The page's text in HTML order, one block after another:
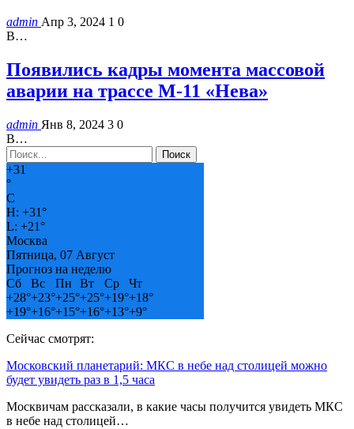
admin Апр 3, 2024 1 0
В…
Появились кадры момента массовой
аварии на трассе М-11 «Нева»
admin Янв 8, 2024 3 0
В…
+31
°
C
H: +31°
L: +21°
Москва
Пятница, 07 Август
Прогноз на неделю
Сб
Вс Пн Вт Ср
Чт
+28°+23°+25°+25°+19°+18°
+19°+16°+15°+16°+13°+9°
Сейчас смотрят:
Московский планетарий: МКС в небе над столицей можно
будет увидеть раз в 1,5 часа
Москвичам рассказали, в какие часы получится увидеть МКС
в небе над столицей…